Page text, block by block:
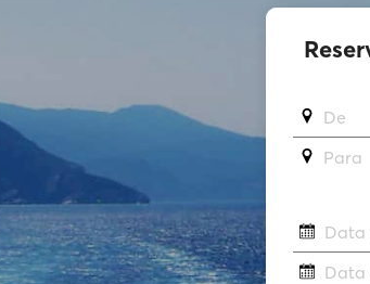
De
Para
Data